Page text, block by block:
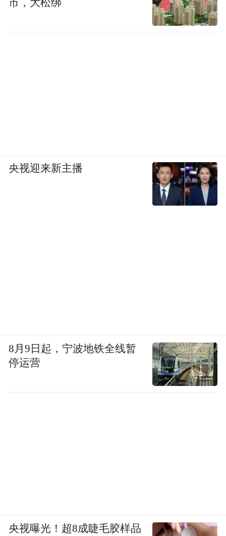
市，大松绑
央视迎来新主播
8月9日起，宁波地铁全线暂
停运营
央视曝光！超8成睫毛胶样品